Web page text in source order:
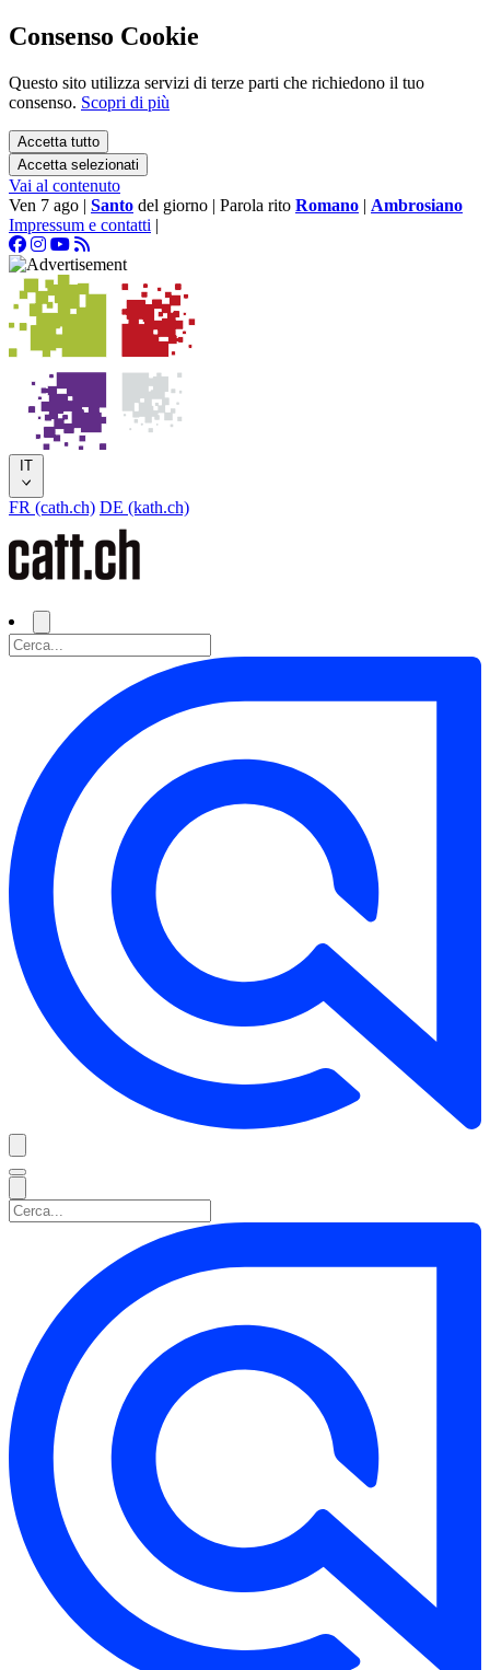
Consenso Cookie
Questo sito utilizza servizi di terze parti che richiedono il tuo
consenso. Scopri di più
Accetta tutto
Accetta selezionati
Vai al contenuto
Ven 7 ago | Santo del giorno | Parola rito Romano | Ambrosiano
Impressum e contatti |
IT
FR (cath.ch) DE (kath.ch)